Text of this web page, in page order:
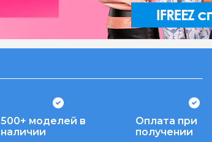
500+ моделей в
наличии
Оплата при
получении